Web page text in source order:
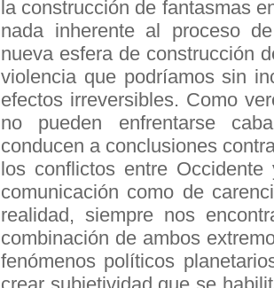
la construcción de fantasmas
nada inherente al proceso
nueva esfera de construcción
violencia que podríamos sin
efectos irreversibles. Como
no pueden enfrentarse
conducen a conclusiones
los conflictos entre
comunicación como de
realidad, siempre nos
combinación de ambos
fenómenos políticos